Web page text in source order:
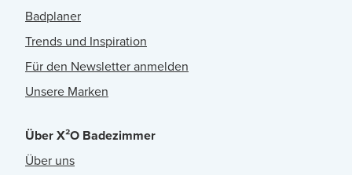
Badplaner
Trends und Inspiration
Für den Newsletter anmelden
Unsere Marken
Über X²O Badezimmer
Über uns